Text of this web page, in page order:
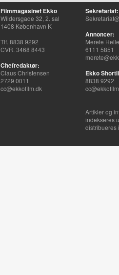
Filmmagasinet Ekko
Wildersgade 32, 2. sal
1408 København K
Tlf. 8838 9292
CVR. 3468 8443
Chefredaktør:
Claus Christensen
2729 0011
cc@ekkofilm.dk
Sekretariat:
Annoncer:
Merete
6111 5851
Ekko
8838 9292
Artikler og
indekseres
distribueres